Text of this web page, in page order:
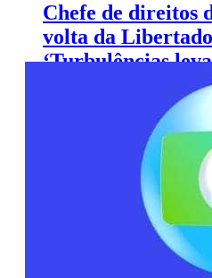
Chefe de direitos
volta da
‘Turbulências